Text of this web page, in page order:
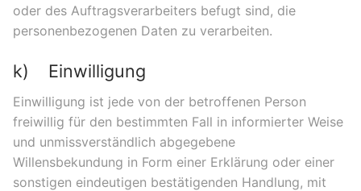
oder des Auftragsverarbeiters befugt sind, die
personenbezogenen Daten zu verarbeiten.
k) Einwilligung
Einwilligung ist jede von der betroffenen Person
freiwillig für den bestimmten Fall in informierter Weise
und unmissverständlich abgegebene
Willensbekundung in Form einer Erklärung oder einer
sonstigen eindeutigen bestätigenden Handlung, mit